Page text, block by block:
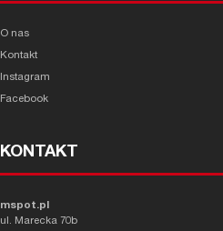
O nas
Kontakt
Instagram
Facebook
KONTAKT
mspot.pl
ul. Marecka 70b